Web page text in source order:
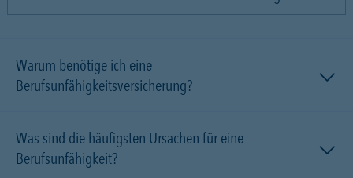
Warum benötige ich eine
Berufsunfähigkeitsversicherung?
Was sind die häufigsten Ursachen für eine
Berufsunfähigkeit?